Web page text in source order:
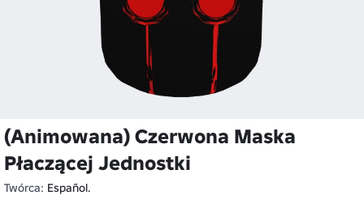
(Animowana) Czerwona Maska
Płaczącej Jednostki
Twórca: Español.